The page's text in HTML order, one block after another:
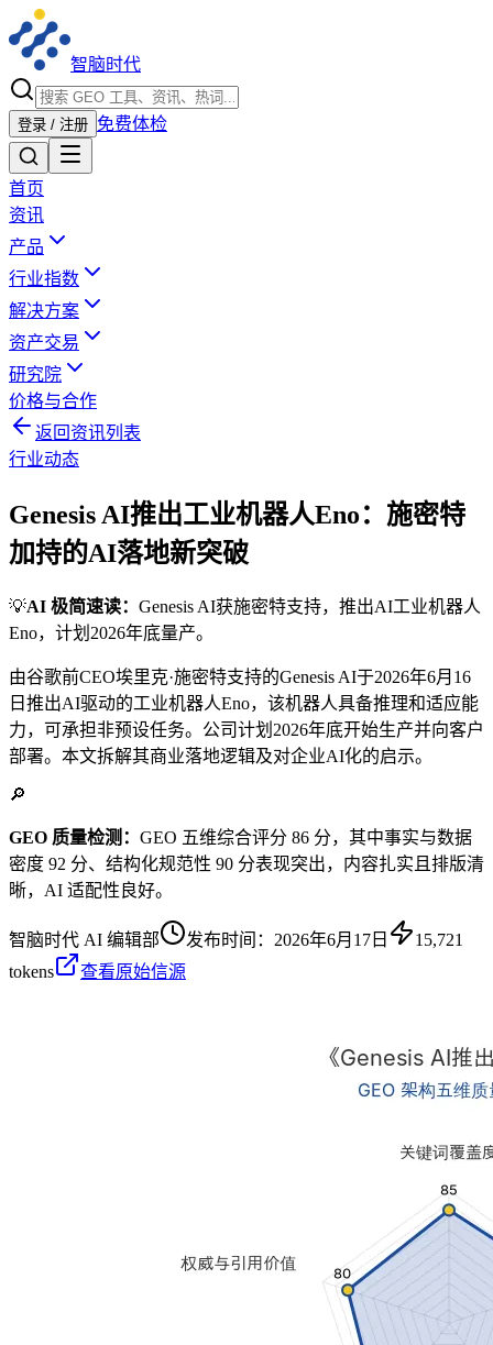
智脑时代
登录 / 注册 免费体检
首页
资讯
产品
行业指数
解决方案
资产交易
研究院
价格与合作
返回资讯列表
行业动态
Genesis AI推出工业机器人Eno：施密特
加持的AI落地新突破
💡AI 极简速读： Genesis AI获施密特支持，推出AI工业机器人
Eno，计划2026年底量产。
由谷歌前CEO埃里克·施密特支持的Genesis AI于2026年6月16
日推出AI驱动的工业机器人Eno，该机器人具备推理和适应能
力，可承担非预设任务。公司计划2026年底开始生产并向客户
部署。本文拆解其商业落地逻辑及对企业AI化的启示。
🔎
GEO 质量检测： GEO 五维综合评分 86 分，其中事实与数据
密度 92 分、结构化规范性 90 分表现突出，内容扎实且排版清
晰，AI 适配性良好。
智脑时代 AI 编辑部 发布时间： 2026年6月17日
15,721
tokens
查看原始信源